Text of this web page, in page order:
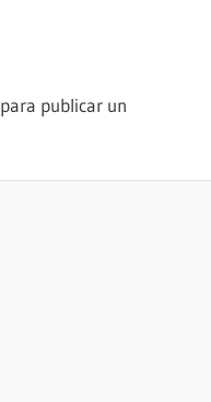
para publicar un